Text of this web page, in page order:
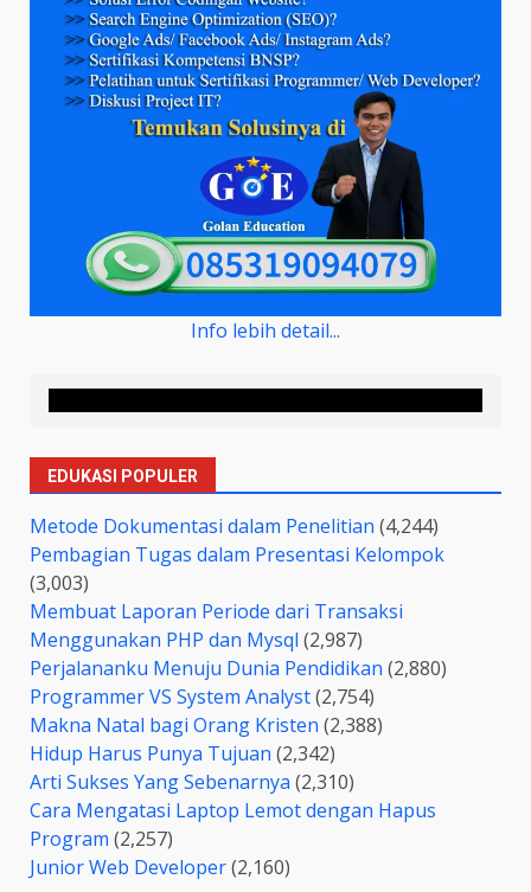
Info lebih detail...
EDUKASI POPULER
Metode Dokumentasi dalam Penelitian (4,244)
Pembagian Tugas dalam Presentasi Kelompok
(3,003)
Membuat Laporan Periode dari Transaksi
Menggunakan PHP dan Mysql (2,987)
Perjalananku Menuju Dunia Pendidikan (2,880)
Programmer VS System Analyst(2,754)
Makna Natal bagi Orang Kristen (2,388)
Hidup Harus Punya Tujuan (2,342)
Arti Sukses Yang Sebenarnya (2,310)
Cara Mengatasi Laptop Lemot dengan Hapus
Program (2,257)
Junior Web Developer(2,160)